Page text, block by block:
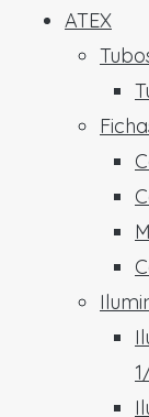
ATEX